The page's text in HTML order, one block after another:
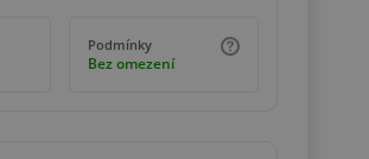
Podmínky
Bez omezení